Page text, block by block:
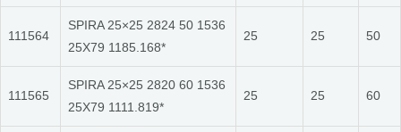
111564
SPIRA 25×25 2824 50 1536
25X79 1185.168*
25 25 50
111565
SPIRA 25×25 2820 60 1536
25X79 1111.819*
25 25 60